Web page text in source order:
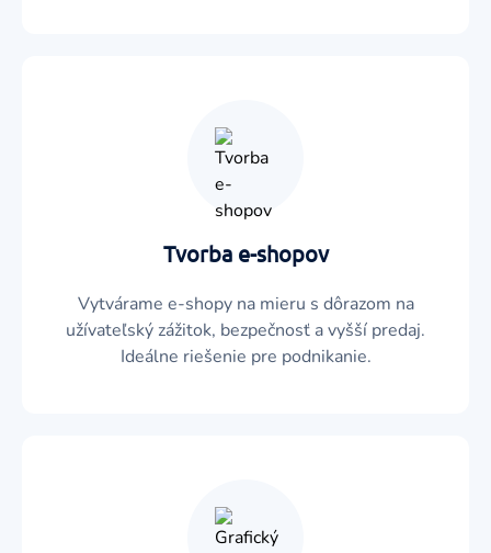
Tvorba e-shopov
Vytvárame e-shopy na mieru s dôrazom na
užívateľský zážitok, bezpečnosť a vyšší predaj.
Ideálne riešenie pre podnikanie.